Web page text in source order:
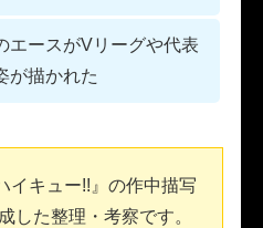
エースがVリーグや代表
が描かれた
イキュー!!』の作中描写
した整理・考察です。